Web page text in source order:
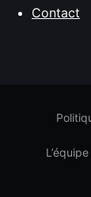
Contact